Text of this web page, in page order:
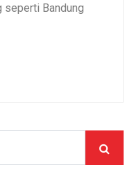
seperti Bandung